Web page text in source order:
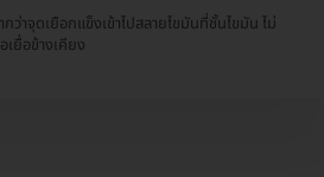
าจุดเยือกแข็งเข้าไปสลายไขมันที่ชั้นไขมัน ไม่
เยื่อข้างเคียง